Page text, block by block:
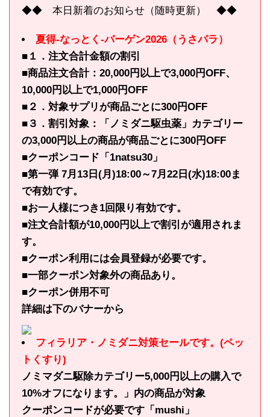
◆◆ 本日新着のお知らせ（随時更新） ◆◆
夏得-なっとく-バーゲン2026（うさパラ）
■１．注文合計金額の割引
■商品注文合計：20,000円以上で3,000円OFF、
10,000円以上で1,000円OFF
■２．対象サプリが商品ごとに300円OFF
■３．割引対象：「ノミダニ駆虫薬」カテゴリー
の3,000円以上の商品が商品ごとに300円OFF
■クーポンコード「1natsu30」
■第一弾 7月13日(月)18:00～7月22日(水)18:00ま
で有効です。
■お一人様につき1回限り有効です。
■注文合計額が10,000円以上で割引が適用されま
す。
■クーポン利用には会員登録が必要です。
■一部クーポン対象外の商品あり。
■クーポン併用不可
詳細は下のバナーから
フィラリア・ノミダニ対策セールです。(ペッ
トくすり)
ノミマダニ駆除カテゴリー5,000円以上の購入で
10%オフになります。」内の商品が対象
クーポンコードが必要です「mushi」